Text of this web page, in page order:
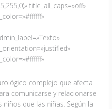
title_all_caps=»off»
complejo que afecta
comunicarse y relacionarse
que las niñas. Según la